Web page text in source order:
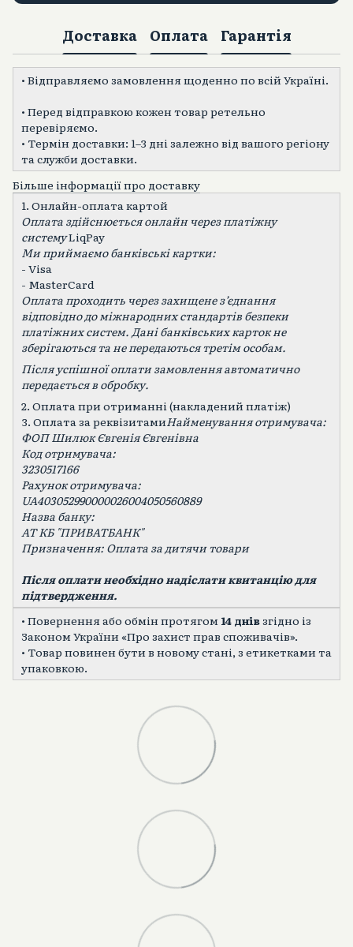
Доставка Оплата Гарантія
• Відправляємо замовлення щоденно по всій Україні.
• Перед відправкою кожен товар ретельно
перевіряємо.
• Термін доставки: 1–3 дні залежно від вашого регіону
та служби доставки.
Більше інформації про доставку
1. Онлайн-оплата картой
Оплата здійснюється онлайн через платіжну
системуLiqPay
Ми приймаємо банківські картки:
- Visa
- MasterCard
Оплата проходить через захищене зʼєднання
відповідно до міжнародних стандартів безпеки
платіжних систем. Дані банківських карток не
зберігаються та не передаються третім особам.
Після успішної оплати замовлення автоматично
передається в обробку.
2. Оплата при отриманні (накладений платіж)
3. Оплата за реквізитамиНайменування отримувача:
ФОП Шилюк Євгенія Євгенівна
Код отримувача:
3230517166
Рахунок отримувача:
UA403052990000026004050560889
Назва банку:
АТ КБ "ПРИВАТБАНК"
Призначення: Оплата за дитячи товари
Після оплати необхідно надіслати квитанцію для
підтвердження.
• Повернення або обмін протягом 14 днівзгідно із
Законом України «Про захист прав споживачів».
• Товар повинен бути в новому стані, з етикетками та
упаковкою.